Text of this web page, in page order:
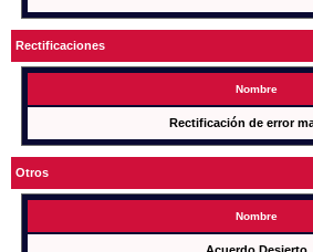
Rectificaciones
Nombre
Rectificación de error
Otros
Nombre